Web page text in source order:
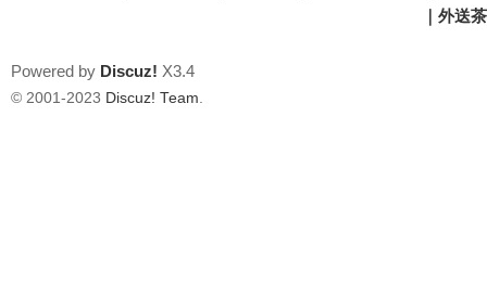
｜外送
Powered by Discuz! X3.4
© 2001-2023 Discuz! Team.